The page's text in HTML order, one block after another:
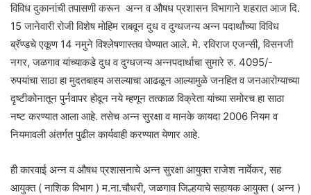
विविध दुकानांची तपासणी करून अन्न व औषध प्रशासन विभागाने शहरात आज दि.
15 जानेवारी रोजी विशेष मोहिम राबवून दुध व दुग्धजन्य अन्न पदार्थांच्या विविध
ब्रॅण्डचे एकूण 14 नमुने विश्लेषणास्तव घेण्यात आले. मे. रविराज एजन्सी, विसनजी
नगर, जळगाव यांच्याकडे दुध व दुग्धजन्य अन्नपदार्थाचा सुमारे रु. 4095/-
रुपयांचा साठा हा मुदतबाहय असल्याचा आढळून आल्यामुळे जनहित व जनआरोग्याच्या
दृष्टीकोनातून पुर्नवापर होवून नये म्हणून तत्काळ विक्रेता यांच्या समोरच हा साठा
नष्ट करण्यात आला आहे. तसेच अन्न सुरक्षा व मानके कायदा 2006 नियम व
नियमावली अंतर्गत पुढील कार्यवाही करण्यात येणार आहे.
ही कारवाई अन्न व औषध प्रशासनाचे अन्न सुरक्षा आयुक्त राजेश नार्वेकर, सह
आयुक्त ( नाशिक विभाग ) म.ना.चौधरी, जळगाव जिल्हयाचे सहायक आयुक्त ( अन्न )